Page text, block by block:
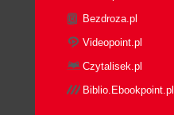
Bezdroza.pl
Videopoint.pl
Czytalisek.pl
Biblio.Ebookpoint.pl